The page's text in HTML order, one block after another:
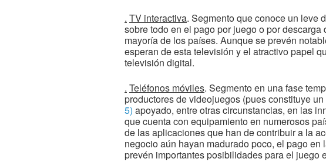
. TV interactiva. Segmento que conoce un leve
sobre todo en el pago por juego o por
mayoría de los países. Aunque se prevén
esperan de esta televisión y el atractivo papel
televisión digital.
. Teléfonos móviles. Segmento en una fase
productores de videojuegos (pues constituye
5) apoyado, entre otras circunstancias, en las
que cuenta con equipamiento en numerosos
de las aplicaciones que han de contribuir a la
negocio aún hayan madurado poco, el pago
prevén importantes posibilidades para el juego